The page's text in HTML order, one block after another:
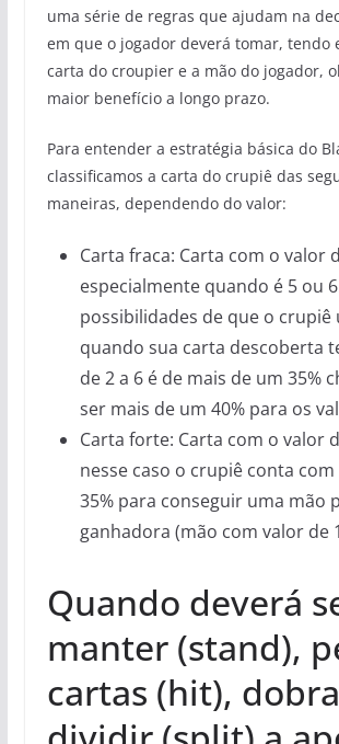
uma série de regras que ajudam na
em que o jogador deverá tomar, tendo
carta do croupier e a mão do jogador,
maior benefício a longo prazo.
Para entender a estratégia básica do
classificamos a carta do crupiê das
maneiras, dependendo do valor:
Carta fraca: Carta com o valor
especialmente quando é 5 ou
possibilidades de que o crupiê
quando sua carta descoberta
de 2 a 6 é de mais de um 35%
ser mais de um 40% para os
Carta forte: Carta com o valor
nesse caso o crupiê conta
35% para conseguir uma mão
ganhadora (mão com valor de
Quando deverá
manter (stand),
cartas (hit),